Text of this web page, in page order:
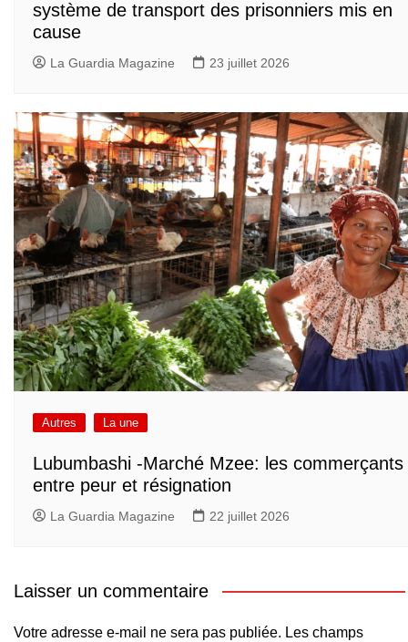
système de transport des prisonniers mis en
cause
La Guardia Magazine 23 juillet 2026
Autres La une
Lubumbashi -Marché Mzee: les commerçants
entre peur et résignation
La Guardia Magazine 22 juillet 2026
Laisser un commentaire
Votre adresse e-mail ne sera pas publiée. Les champs